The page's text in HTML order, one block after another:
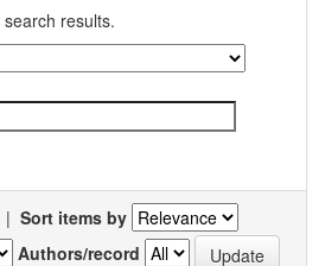
results.
| Sort items by
Authors/record